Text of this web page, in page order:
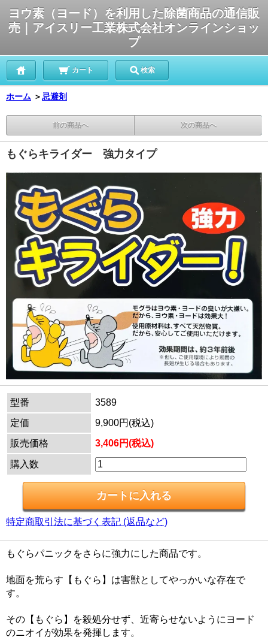
ヨウ素（ヨード）を利用した除菌商品の通信販
売｜アイスリー工業株式会社オンラインショッ
プ
カート 検索
ホーム ＞忌避剤
前の商品へ 次の商品へ
もぐらキライダー 強力タイプ
型番
3589
定価
9,900円(税込)
販売価格
3,406円(税込)
購入数
特定商取引法に基づく表記 (返品など)
もぐらパニックをさらに強力にした商品です。
地面を荒らす【もぐら】は害獣としてやっかいな存在で
す。
その【もぐら】を殺処分せず、近寄らせないようにヨード
のニオイが効果を発揮します。